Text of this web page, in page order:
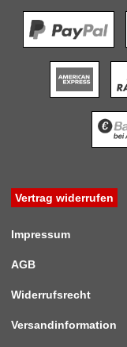
Vertrag widerrufen
Impressum
AGB
Widerrufsrecht
Versandinformation